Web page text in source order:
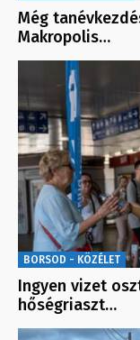
Még
Makropolis…
BORSOD - KÖZÉLET
Ingyen vizet
hőségriaszt…